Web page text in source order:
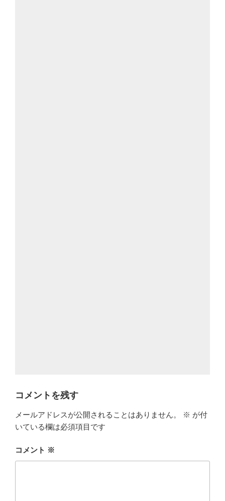
コメントを残す
メールアドレスが公開されることはありません。 ※ が付
いている欄は必須項目です
コメント ※